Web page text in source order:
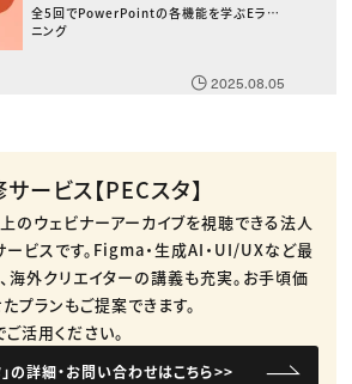
全5回でPowerPointの各機能を学ぶEラー
ニング
2025.08.05
ービス【PECスタ】
のウェビナーアーカイブを視聴できる法人
ービスです。​Figma・生成AI・UI/UXなど最
海外クリエイターの講義も充実。​お手頃価
プランもご提案できます。​
活用ください。​
」の詳細・お問い合わせはこちら>>